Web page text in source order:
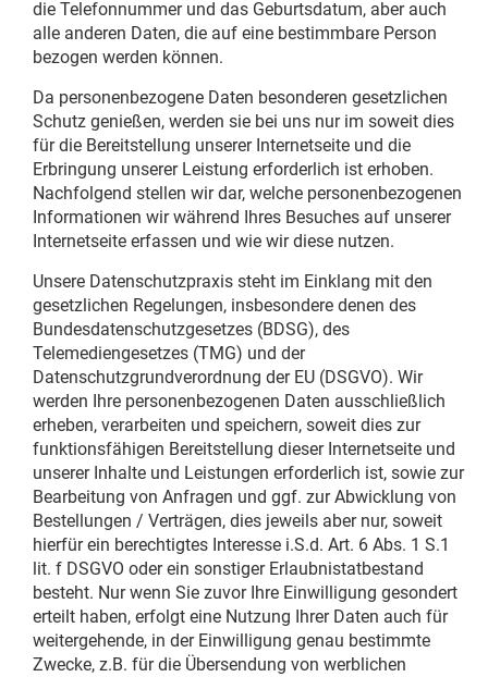
die Telefonnummer und das Geburtsdatum, aber auch
alle anderen Daten, die auf eine bestimmbare Person
bezogen werden können.
Da personenbezogene Daten besonderen gesetzlichen
Schutz genießen, werden sie bei uns nur im soweit dies
für die Bereitstellung unserer Internetseite und die
Erbringung unserer Leistung erforderlich ist erhoben.
Nachfolgend stellen wir dar, welche personenbezogenen
Informationen wir während Ihres Besuches auf unserer
Internetseite erfassen und wie wir diese nutzen.
Unsere Datenschutzpraxis steht im Einklang mit den
gesetzlichen Regelungen, insbesondere denen des
Bundesdatenschutzgesetzes (BDSG), des
Telemediengesetzes (TMG) und der
Datenschutzgrundverordnung der EU (DSGVO). Wir
werden Ihre personenbezogenen Daten ausschließlich
erheben, verarbeiten und speichern, soweit dies zur
funktionsfähigen Bereitstellung dieser Internetseite und
unserer Inhalte und Leistungen erforderlich ist, sowie zur
Bearbeitung von Anfragen und ggf. zur Abwicklung von
Bestellungen / Verträgen, dies jeweils aber nur, soweit
hierfür ein berechtigtes Interesse i.S.d. Art. 6 Abs. 1 S.1
lit. f DSGVO oder ein sonstiger Erlaubnistatbestand
besteht. Nur wenn Sie zuvor Ihre Einwilligung gesondert
erteilt haben, erfolgt eine Nutzung Ihrer Daten auch für
weitergehende, in der Einwilligung genau bestimmte
Zwecke, z.B. für die Übersendung von werblichen